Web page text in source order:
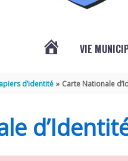
VIE
d’identité Carte Nationale